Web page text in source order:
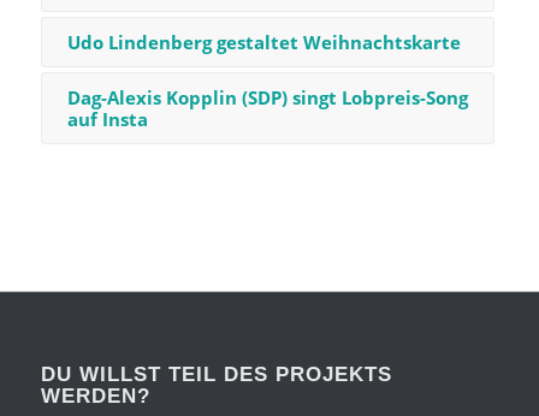
Udo Lindenberg gestaltet Weihnachtskarte
Dag-Alexis Kopplin (SDP) singt Lobpreis-Song
auf Insta
DU WILLST TEIL DES PROJEKTS
WERDEN?